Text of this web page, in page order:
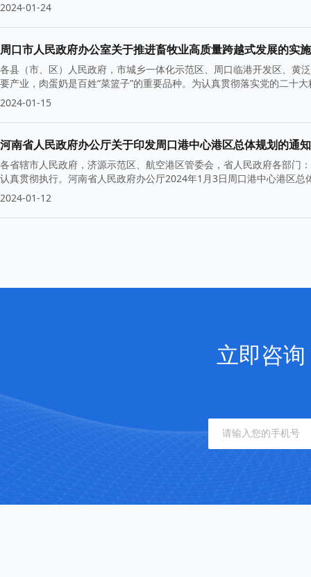
2024-01-24
周口市人民政府办公室关于推进畜牧业高质量跨越式发展的实
各县（市、区）人民政府，市城乡一体化示范区、周口临港开发区、黄
要产业，肉蛋奶是百姓“菜篮子”的重要品种。为认真贯彻落实党的二十
2024-01-15
河南省人民政府办公厅关于印发周口港中心港区总体规划的通知
各省辖市人民政府，济源示范区、航空港区管委会，省人民政府各部门
认真贯彻执行。河南省人民政府办公厅2024年1月3日周口港中心港区
2024-01-12
立即咨